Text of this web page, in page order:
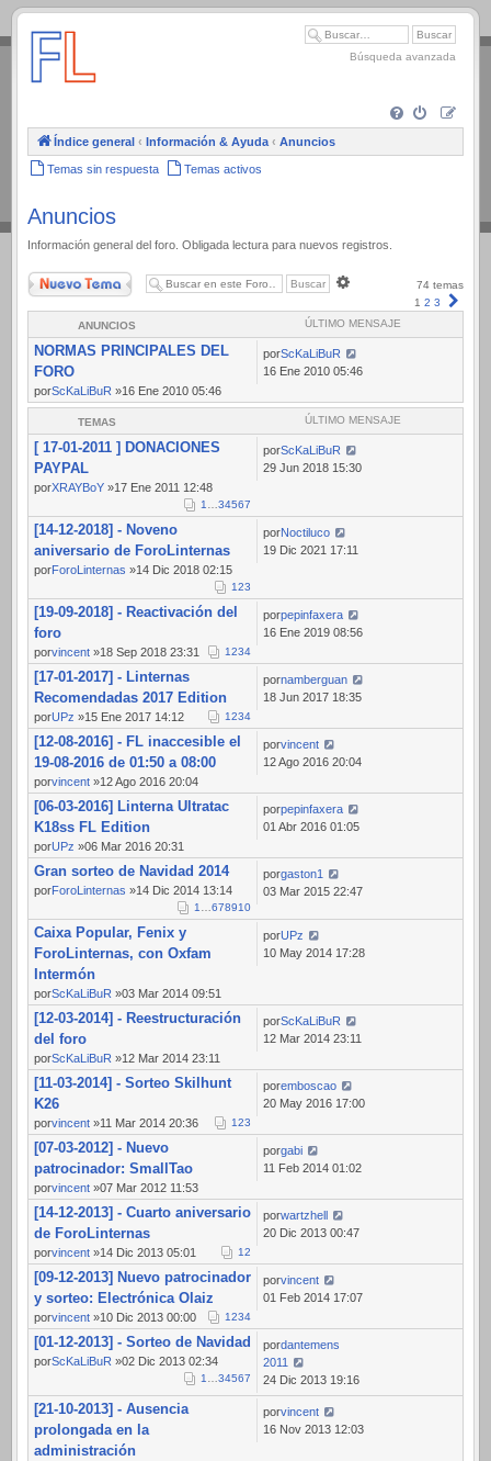
.
Búsqueda avanzada
Índice general ‹ Información & Ayuda ‹ Anuncios
Temas sin respuesta Temas activos
Anuncios
Información general del foro. Obligada lectura para nuevos registros.
Nuevo Tema
74 temas
1 2 3
ANUNCIOS ÚLTIMO MENSAJE
NORMAS PRINCIPALES DEL
FORO
porScKaLiBuR »16 Ene 2010 05:46
porScKaLiBuR
16 Ene 2010 05:46
TEMAS ÚLTIMO MENSAJE
[ 17-01-2011 ] DONACIONES
PAYPAL
porXRAYBoY »17 Ene 2011 12:48
1 34567
porScKaLiBuR
29 Jun 2018 15:30
[14-12-2018] - Noveno
aniversario de ForoLinternas
porForoLinternas »14 Dic 2018 02:15
123
porNoctiluco
19 Dic 2021 17:11
[19-09-2018] - Reactivación del
foro
porvincent »18 Sep 2018 23:31 1234
porpepinfaxera
16 Ene 2019 08:56
[17-01-2017] - Linternas
Recomendadas 2017 Edition
porUPz »15 Ene 2017 14:12 1234
pornamberguan
18 Jun 2017 18:35
[12-08-2016] - FL inaccesible el
19-08-2016 de 01:50 a 08:00
porvincent »12 Ago 2016 20:04
porvincent
12 Ago 2016 20:04
[06-03-2016] Linterna Ultratac
K18ss FL Edition
porUPz »06 Mar 2016 20:31
porpepinfaxera
01 Abr 2016 01:05
Gran sorteo de Navidad 2014
porForoLinternas »14 Dic 2014 13:14
1 678910
porgaston1
03 Mar 2015 22:47
Caixa Popular, Fenix y
ForoLinternas, con Oxfam
Intermón
porScKaLiBuR »03 Mar 2014 09:51
porUPz
10 May 2014 17:28
[12-03-2014] - Reestructuración
del foro
porScKaLiBuR »12 Mar 2014 23:11
porScKaLiBuR
12 Mar 2014 23:11
[11-03-2014] - Sorteo Skilhunt
K26
porvincent »11 Mar 2014 20:36 123
poremboscao
20 May 2016 17:00
[07-03-2012] - Nuevo
patrocinador: SmallTao
porvincent »07 Mar 2012 11:53
porgabi
11 Feb 2014 01:02
[14-12-2013] - Cuarto aniversario
de ForoLinternas
porvincent »14 Dic 2013 05:01 12
porwartzhell
20 Dic 2013 00:47
[09-12-2013] Nuevo patrocinador
y sorteo: Electrónica Olaiz
porvincent »10 Dic 2013 00:00 1234
porvincent
01 Feb 2014 17:07
[01-12-2013] - Sorteo de Navidad
porScKaLiBuR »02 Dic 2013 02:34
1 34567
pordantemens
2011
24 Dic 2013 19:16
[21-10-2013] - Ausencia
prolongada en la
administración
porvincent
16 Nov 2013 12:03